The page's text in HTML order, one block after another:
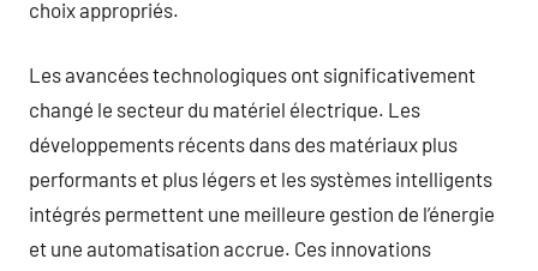
choix appropriés.
Les avancées technologiques ont significativement
changé le secteur du matériel électrique. Les
développements récents dans des matériaux plus
performants et plus légers et les systèmes intelligents
intégrés permettent une meilleure gestion de l’énergie
et une automatisation accrue. Ces innovations